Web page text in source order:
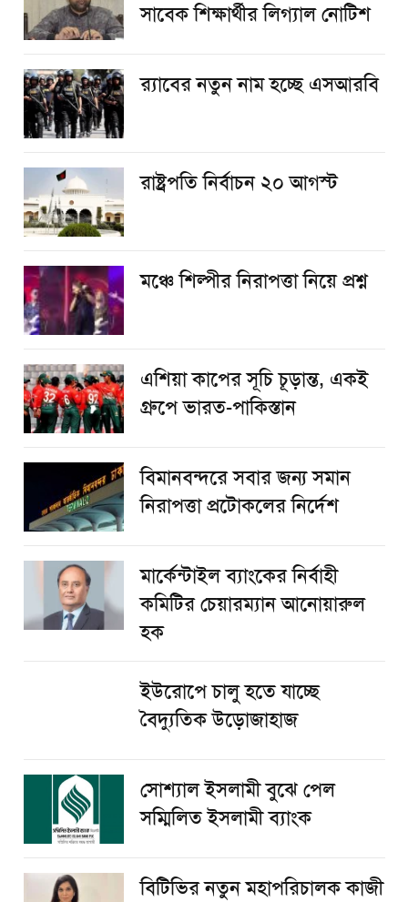
সাবেক শিক্ষার্থীর লিগ্যাল নোটিশ
র‌্যাবের নতুন নাম হচ্ছে এসআরবি
রাষ্ট্রপতি নির্বাচন ২০ আগস্ট
​মঞ্চে শিল্পীর নিরাপত্তা নিয়ে প্রশ্ন
এশিয়া কাপের সূচি চূড়ান্ত, একই
গ্রুপে ভারত-পাকিস্তান
বিমানবন্দরে সবার জন্য সমান
নিরাপত্তা প্রটোকলের নির্দেশ
মার্কেন্টাইল ব্যাংকের নির্বাহী
কমিটির চেয়ারম্যান আনোয়ারুল
হক
ইউরোপে চালু হতে যাচ্ছে
বৈদ্যুতিক উড়োজাহাজ
সোশ্যাল ইসলামী বুঝে পেল
সম্মিলিত ইসলামী ব্যাংক
বিটিভির নতুন মহাপরিচালক কাজী